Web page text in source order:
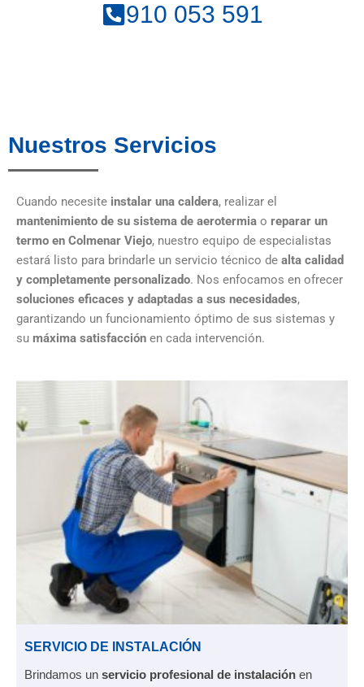
910 053 591
Nuestros Servicios
Cuando necesite instalar una caldera, realizar el
mantenimiento de su sistema de aerotermia o reparar un
termo en Colmenar Viejo, nuestro equipo de especialistas
estará listo para brindarle un servicio técnico de alta calidad
y completamente personalizado. Nos enfocamos en ofrecer
soluciones eficaces y adaptadas a sus necesidades,
garantizando un funcionamiento óptimo de sus sistemas y
su máxima satisfacción en cada intervención.
SERVICIO DE INSTALACIÓN
Brindamos un servicio profesional de instalación en